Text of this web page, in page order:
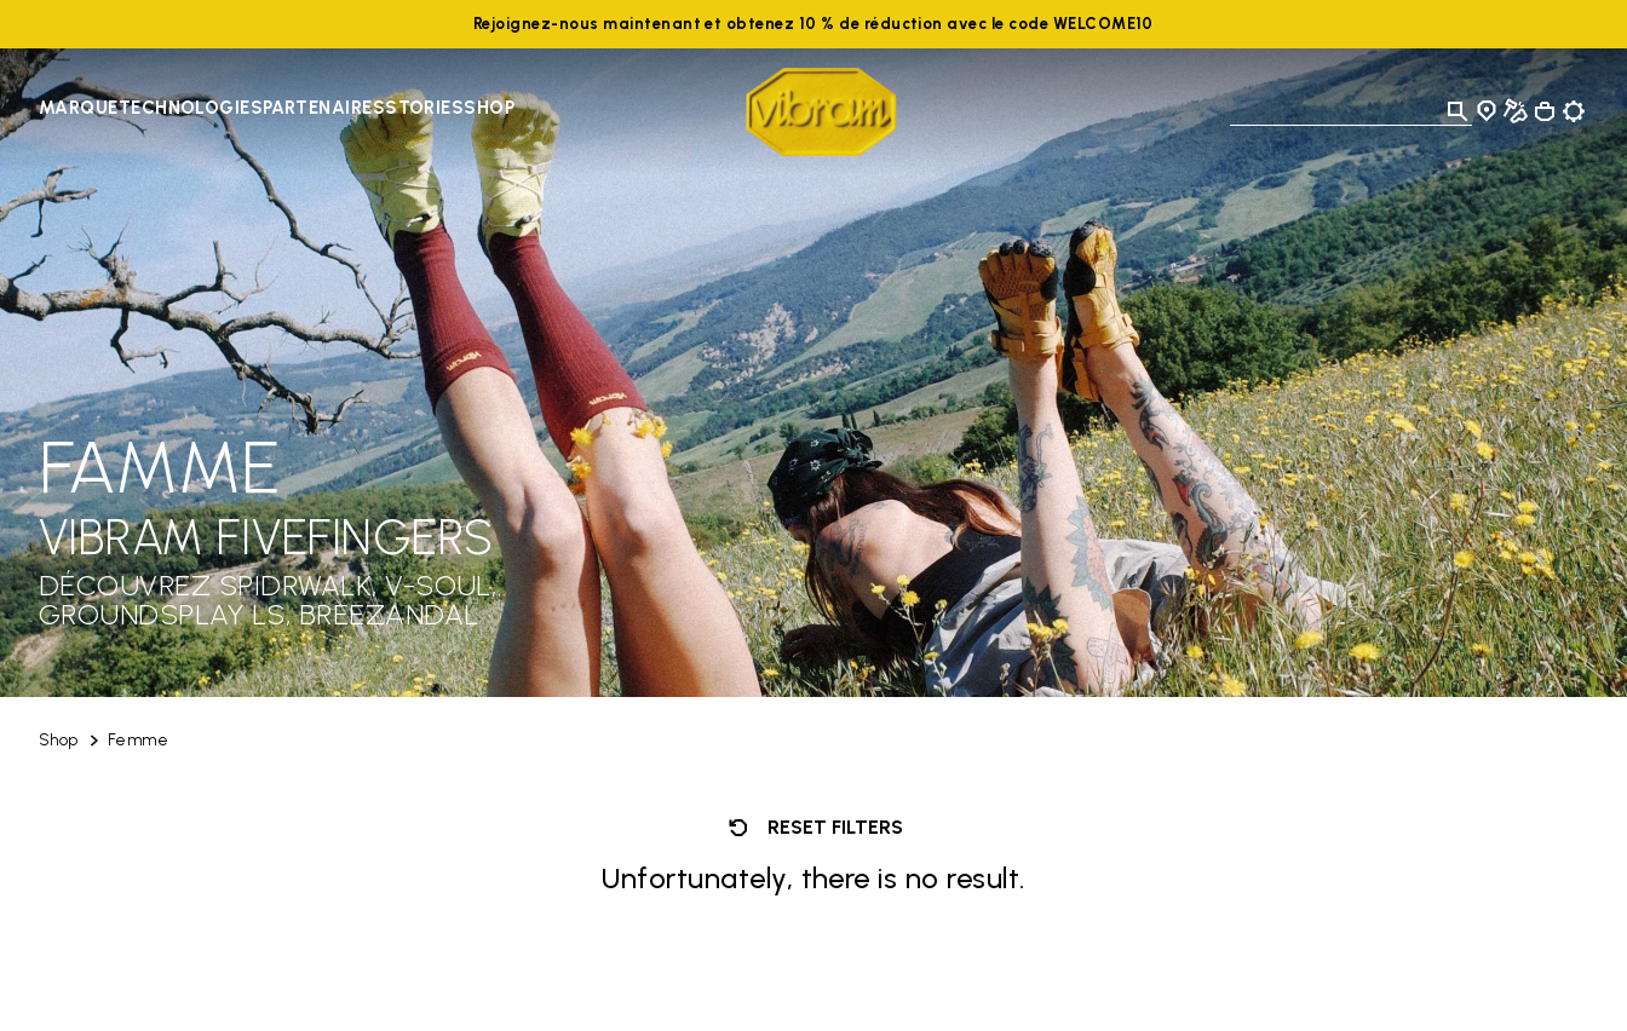
Rejoignez-nous maintenant et obtenez 10 % de réduction avec le code WELCOME10
MARQUETECHNOLOGIESPARTENAIRESSTORIESSHOP
Shop Femme
FAMME
VIBRAM FIVEFINGERS
DÉCOUVREZ SPIDRWALK, V-SOUL,
GROUNDSPLAY LS, BREEZANDAL
RESET FILTERS
Unfortunately, there is no result.